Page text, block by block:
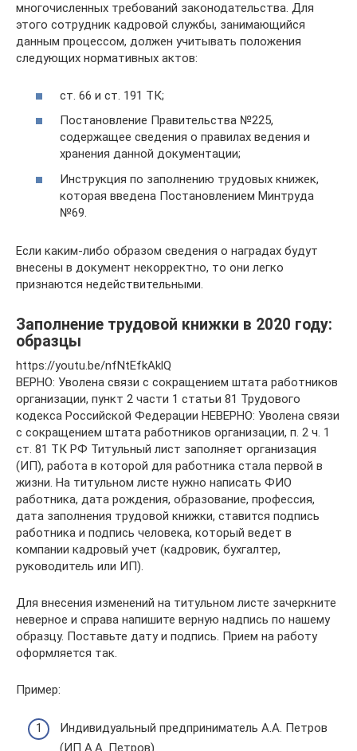
многочисленных требований законодательства. Для
этого сотрудник кадровой службы, занимающийся
данным процессом, должен учитывать положения
следующих нормативных актов:
ст. 66 и ст. 191 ТК;
Постановление Правительства №225,
содержащее сведения о правилах ведения и
хранения данной документации;
Инструкция по заполнению трудовых книжек,
которая введена Постановлением Минтруда
№69.
Если каким-либо образом сведения о наградах будут
внесены в документ некорректно, то они легко
признаются недействительными.
Заполнение трудовой книжки в 2020 году:
образцы
https://youtu.be/nfNtEfkAklQ
ВЕРНО: Уволена связи с сокращением штата работников
организации, пункт 2 части 1 статьи 81 Трудового
кодекса Российской Федерации НЕВЕРНО: Уволена связи
с сокращением штата работников организации, п. 2 ч. 1
ст. 81 ТК РФ Титульный лист заполняет организация
(ИП), работа в которой для работника стала первой в
жизни. На титульном листе нужно написать ФИО
работника, дата рождения, образование, профессия,
дата заполнения трудовой книжки, ставится подпись
работника и подпись человека, который ведет в
компании кадровый учет (кадровик, бухгалтер,
руководитель или ИП).
Для внесения изменений на титульном листе зачеркните
неверное и справа напишите верную надпись по нашему
образцу. Поставьте дату и подпись. Прием на работу
оформляется так.
Пример:
Индивидуальный предприниматель А.А. Петров
(ИП А.А. Петров)